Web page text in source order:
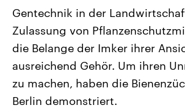
Alle Informationen
Sachsen-Anhalt wählt am 6.
September 2026 einen neuen
Landtag. Seit 2021 wird das
Bundesland von einer Koalition aus
CDU, SPD und FDP regiert.-
Umfragen, Prognosen,
Wahlprogramme, aktuelle Berichte
und Kandidaten der anstehenden
mit
Gentechnik in der
Zulassung von
die Belange der Imker ihrer
ausreichend Gehör. Um ihren
zu machen, haben die
Berlin demonstriert.